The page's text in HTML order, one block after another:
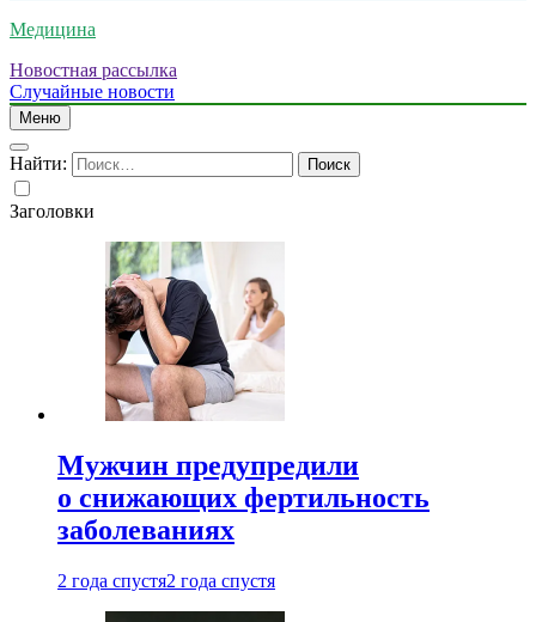
Медицина
Новостная рассылка
Случайные новости
Меню
Найти:
Заголовки
Мужчин предупредили
о снижающих фертильность
заболеваниях
2 года спустя2 года спустя